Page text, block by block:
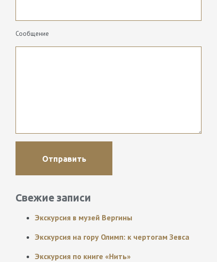
Сообщение
Свежие записи
Экскурсия в музей Вергины
Экскурсия на гору Олимп: к чертогам Зевса
Экскурсия по книге «Нить»